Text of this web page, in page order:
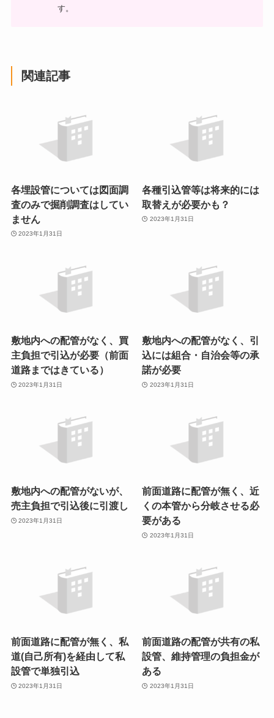
す。
関連記事
各埋設管については図面調
査のみで掘削調査はしてい
ません
2023年1月31日
各種引込管等は将来的には
取替えが必要かも？
2023年1月31日
敷地内への配管がなく、買
主負担で引込が必要（前面
道路まではきている）
2023年1月31日
敷地内への配管がなく、引
込には組合・自治会等の承
諾が必要
2023年1月31日
敷地内への配管がないが、
売主負担で引込後に引渡し
2023年1月31日
前面道路に配管が無く、近
くの本管から分岐させる必
要がある
2023年1月31日
前面道路に配管が無く、私
道(自己所有)を経由して私
設管で単独引込
2023年1月31日
前面道路の配管が共有の私
設管、維持管理の負担金が
ある
2023年1月31日